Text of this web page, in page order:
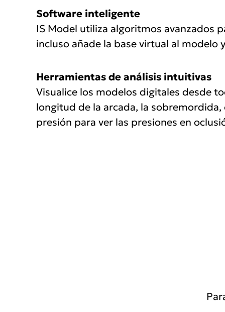
Software inteligente
IS Model utiliza algoritmos avanzados
incluso añade la base virtual al
Herramientas de análisis intuitivas
Visualice los modelos digitales desde
longitud de la arcada, la
presión para ver las presiones en